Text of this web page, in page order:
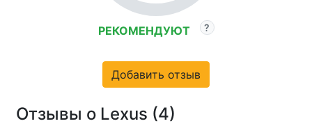
РЕКОМЕНДУЮТ
Добавить отзыв
Отзывы о Lexus (4)